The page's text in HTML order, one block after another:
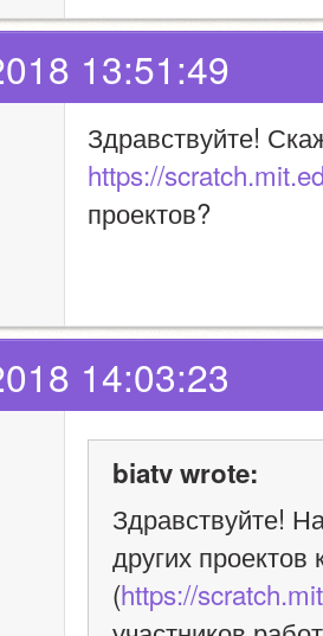
13:51:49
https://
проектов?
14:03:23
biatv wrote:
Здравствуйте!
других
(https://